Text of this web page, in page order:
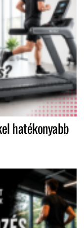
hatékonyabb